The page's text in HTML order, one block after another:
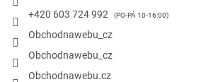
+420 603 724 992
Obchodnawebu_cz
Obchodnawebu_cz
Obchodnawebu.cz